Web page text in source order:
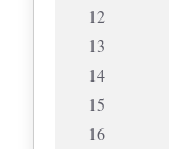
12
13
14
15
16